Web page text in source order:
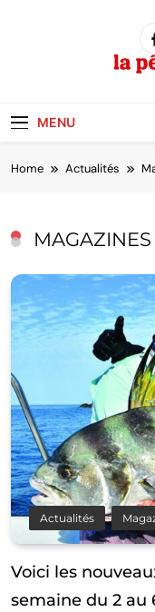
MENU
Home Actualités
MAGAZINES
Actualités
Voici les
semaine du 2 au